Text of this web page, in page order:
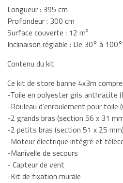
Longueur : 395 cm
Profondeur : 300 cm
Surface couverte : 12 m²
Inclinaison réglable : De 30° à 100°
Contenu du kit
Ce kit de store banne 4x3m
-Toile en polyester gris anthracite
-Rouleau d’enroulement pour toile
-2 grands bras (section 56 x 31
-2 petits bras (section 51 x 25 mm)
-Moteur électrique intégré et
-Manivelle de secours
- Capteur de vent
-Kit de fixation murale